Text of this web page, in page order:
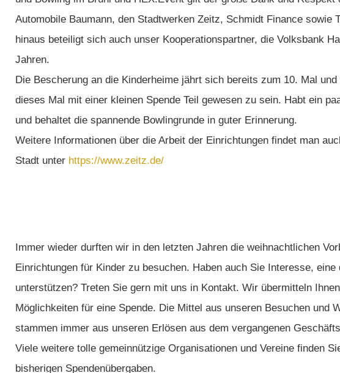
Automobile Baumann, den Stadtwerken Zeitz, Schmidt Finance sowie
hinaus beteiligt sich auch unser Kooperationspartner, die Volksbank
Jahren.
Die Bescherung an die Kinderheime jährt sich bereits zum 10. Mal
dieses Mal mit einer kleinen Spende Teil gewesen zu sein. Habt ein
und behaltet die spannende Bowlingrunde in guter Erinnerung.
Weitere Informationen über die Arbeit der Einrichtungen findet man
Stadt unter https://www.zeitz.de/
Immer wieder durften wir in den letzten Jahren die weihnachtlichen
Einrichtungen für Kinder zu besuchen. Haben auch Sie Interesse,
unterstützen? Treten Sie gern mit uns in Kontakt. Wir übermitteln
Möglichkeiten für eine Spende. Die Mittel aus unseren Besuchen und
stammen immer aus unseren Erlösen aus dem vergangenen
Viele weitere tolle gemeinnützige Organisationen und Vereine finden
bisherigen Spendenübergaben.